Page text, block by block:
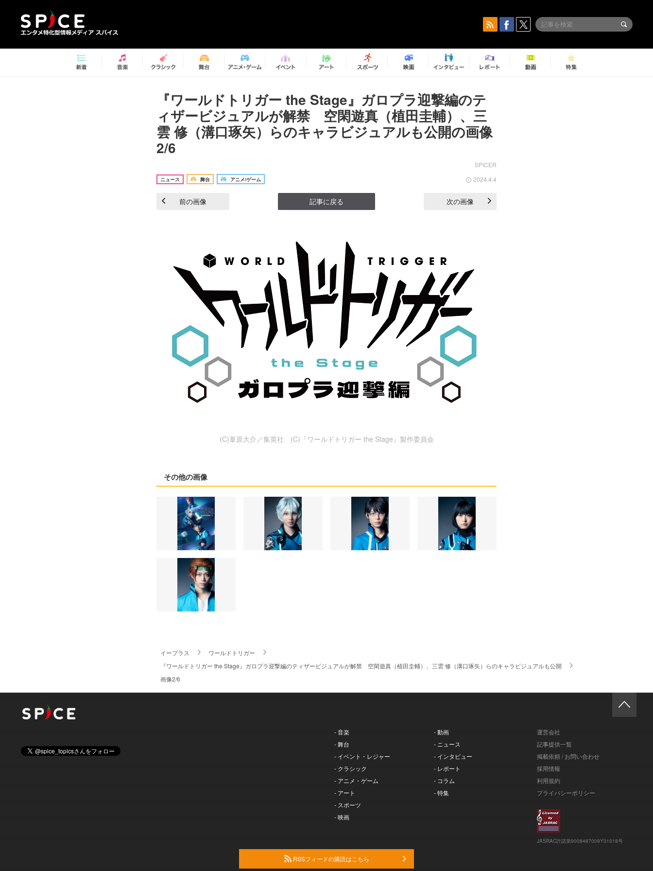
『ワールドトリガー the Stage』ガロプラ迎撃編のテ
ィザービジュアルが解禁 空閑遊真（植田圭輔）、三
雲 修（溝口琢矢）らのキャラビジュアルも公開の画像
2/6
SPICER
ニュース 舞台 アニメ/ゲーム 2024.4.4
前の画像 記事に戻る 次の画像
(C)葦原大介／集英社 (C)『ワールドトリガー the Stage』製作委員会
その他の画像
イープラス
ワールドトリガー
『ワールドトリガー the Stage』ガロプラ迎撃編のティザービジュアルが解禁 空閑遊真（植田圭輔）、三雲 修（溝口琢矢）らのキャラビジュアルも公開
画像2/6
- 音楽
- 舞台
- イベント・レジャー
- クラシック
- アニメ・ゲーム
- アート
- スポーツ
- 映画
- 動画
- ニュース
- インタビュー
- レポート
- コラム
- 特集
運営会社
記事提供一覧
掲載依頼 / お問い合わせ
採用情報
利用規約
プライバシーポリシー
JASRAC許諾第9008487009Y31018号
RSSフィードの購読はこちら